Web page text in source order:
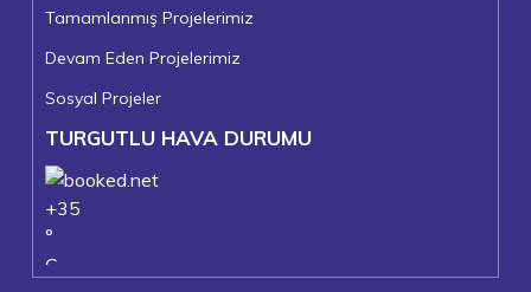
Tamamlanmış Projelerimiz
Devam Eden Projelerimiz
Sosyal Projeler
TURGUTLU HAVA DURUMU
+35
°
C